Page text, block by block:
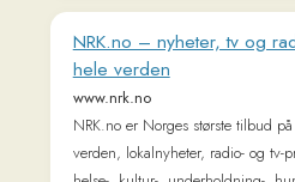
www.nrk.no
NRK.no er Norges største tilbud på nett:
verden, lokalnyheter, radio- og tv-
helse-, kultur-, underholdning-, humor- og
Aftenposten
www.aftenposten.no